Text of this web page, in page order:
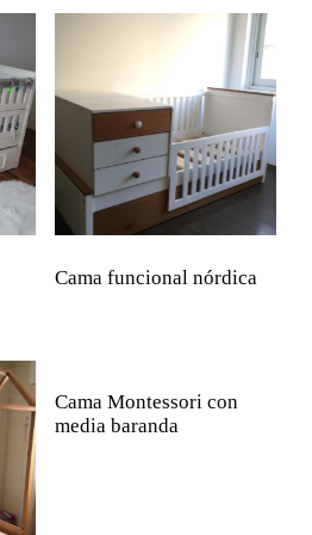
Cama funcional nórdica
Cama Montessori con
media baranda